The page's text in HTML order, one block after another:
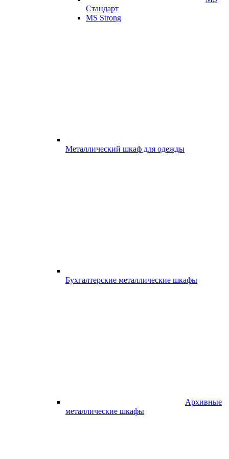
Стандарт
MS Strong
Металлический шкаф для одежды
Бухгалтерские металлические шкафы
Архивные
металлические шкафы